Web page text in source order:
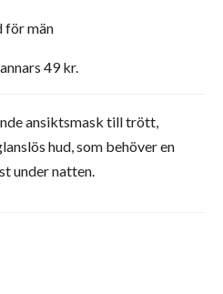
för män
49 kr.
ansiktsmask till trött,
hud, som behöver en
under natten.